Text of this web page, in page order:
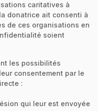
caritatives à
donatrice ait consenti à
de ces organisations en
soient
les possibilités
consentement par le
:
qui leur est envoyée